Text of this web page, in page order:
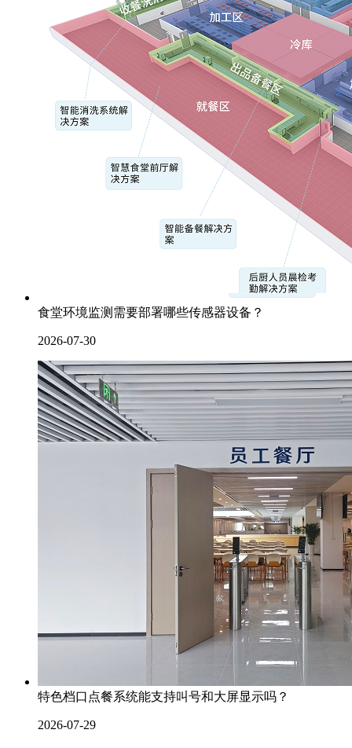
食堂环境监测需要部署哪些传感器设备？
2026-07-30
特色档口点餐系统能支持叫号和大屏显示吗？
2026-07-29